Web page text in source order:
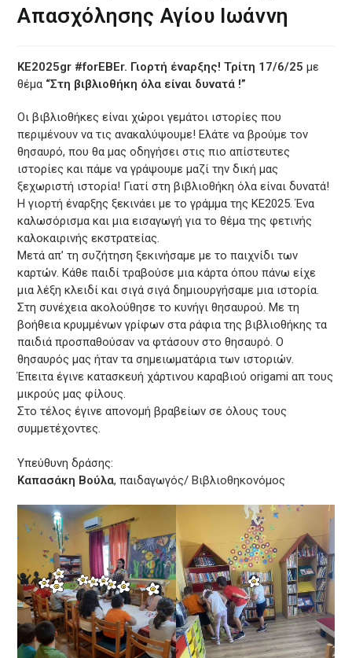
Απασχόλησης Αγίου Ιωάννη
ΚΕ2025gr #forEBEr. Γιορτή έναρξης! Τρίτη 17/6/25 με
θέμα “Στη βιβλιοθήκη όλα είναι δυνατά !”
Οι βιβλιοθήκες είναι χώροι γεμάτοι ιστορίες που
περιμένουν να τις ανακαλύψουμε! Ελάτε να βρούμε τον
θησαυρό, που θα μας οδηγήσει στις πιο απίστευτες
ιστορίες και πάμε να γράψουμε μαζί την δική μας
ξεχωριστή ιστορία! Γιατί στη βιβλιοθήκη όλα είναι δυνατά!
Η γιορτή έναρξης ξεκινάει με το γράμμα της ΚΕ2025. Ένα
καλωσόρισμα και μια εισαγωγή για το θέμα της φετινής
καλοκαιρινής εκστρατείας.
Μετά απ’ τη συζήτηση ξεκινήσαμε με το παιχνίδι των
καρτών. Κάθε παιδί τραβούσε μια κάρτα όπου πάνω είχε
μια λέξη κλειδί και σιγά σιγά δημιουργήσαμε μια ιστορία.
Στη συνέχεια ακολούθησε το κυνήγι θησαυρού. Με τη
βοήθεια κρυμμένων γρίφων στα ράφια της βιβλιοθήκης τα
παιδιά προσπαθούσαν να φτάσουν στο θησαυρό. Ο
θησαυρός μας ήταν τα σημειωματάρια των ιστοριών.
Έπειτα έγινε κατασκευή χάρτινου καραβιού origami απ τους
μικρούς μας φίλους.
Στο τέλος έγινε απονομή βραβείων σε όλους τους
συμμετέχοντες.
Υπεύθυνη δράσης:
Καπασάκη Βούλα, παιδαγωγός/ Βιβλιοθηκονόμος